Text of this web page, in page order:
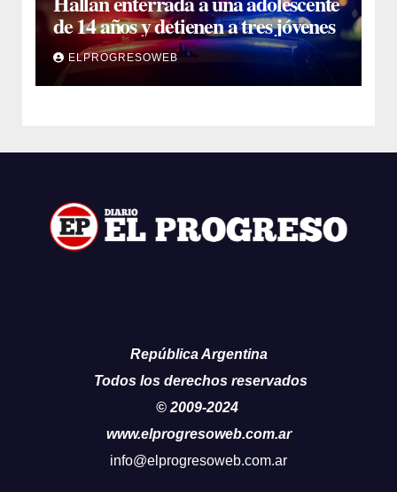
de 14 años y detienen a tres jóvenes
ELPROGRESOWEB
República Argentina
Todos los derechos reservados
© 2009-2024
www.elprogresoweb.com.ar
info@elprogresoweb.com.ar